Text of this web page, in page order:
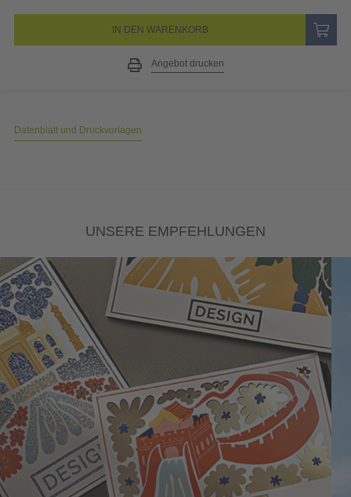
IN DEN WARENKORB
Angebot drucken
Datenblatt und Druckvorlagen
UNSERE EMPFEHLUNGEN